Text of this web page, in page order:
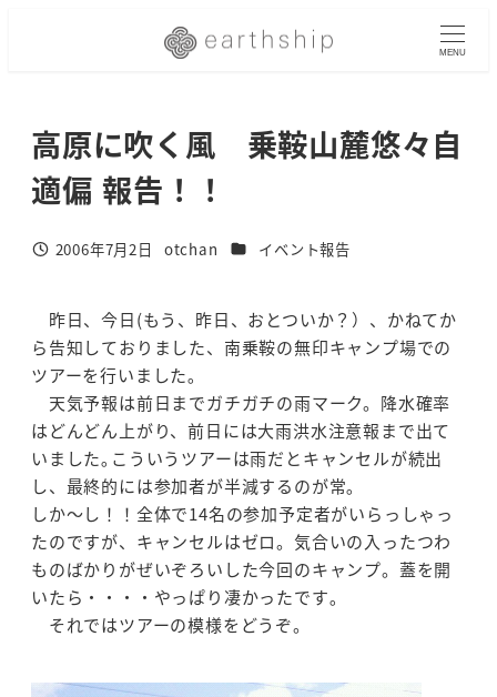
MENU
高原に吹く風 乗鞍山麓悠々自
適偏 報告！！
投稿日2006年7月2日
著
otchan カテゴリー
イベント報告
昨日、今日(もう、昨日、おとついか？）、かねてか
ら告知しておりました、南乗鞍の無印キャンプ場での
ツアーを行いました｡
天気予報は前日までガチガチの雨マーク。降水確率
はどんどん上がり、前日には大雨洪水注意報まで出て
いました｡こういうツアーは雨だとキャンセルが続出
し、最終的には参加者が半減するのが常｡
しか～し！！全体で14名の参加予定者がいらっしゃっ
たのですが、キャンセルはゼロ。気合いの入ったつわ
ものばかりがぜいぞろいした今回のキャンプ。蓋を開
いたら・・・・やっぱり凄かったです｡
それではツアーの模様をどうぞ。